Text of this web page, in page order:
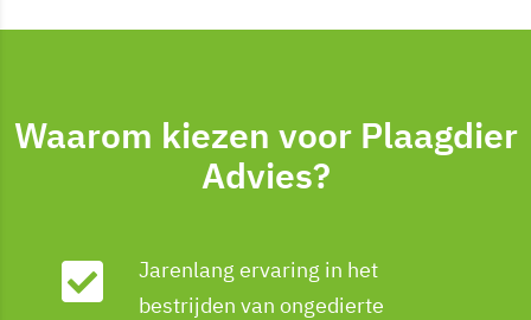
Waarom kiezen voor Plaagdier
Advies?
Jarenlang ervaring in het
bestrijden van ongedierte